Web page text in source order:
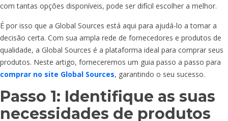
com tantas opções disponíveis, pode ser difícil escolher a melhor.
É por isso que a Global Sources está aqui para ajudá-lo a tomar a
decisão certa. Com sua ampla rede de fornecedores e produtos de
qualidade, a Global Sources é a plataforma ideal para comprar seus
produtos. Neste artigo, forneceremos um guia passo a passo para
comprar no site Global Sources, garantindo o seu sucesso.
Passo 1: Identifique as suas
necessidades de produtos